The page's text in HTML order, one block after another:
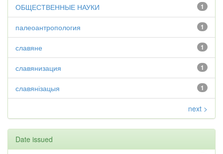
1
ОБЩЕСТВЕННЫЕ НАУКИ
1
палеоантропология
1
славяне
1
славянизация
1
славянізацыя
next >
Date issued